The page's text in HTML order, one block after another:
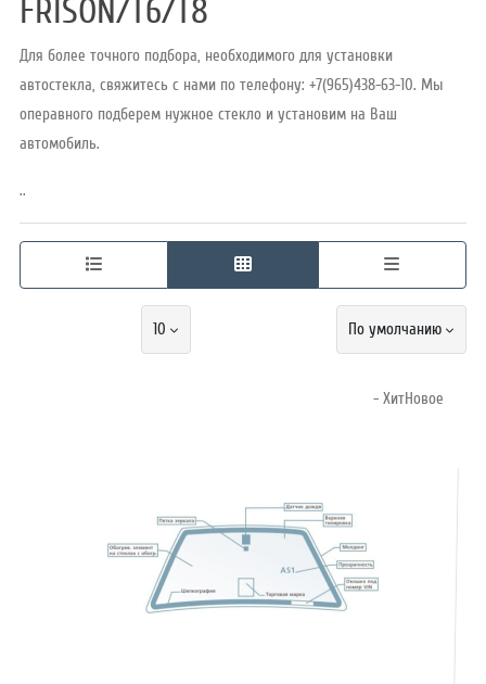
Режим
FRISON/T6/T8
Для более точного подбора, необходимого для установки
автостекла, свяжитесь с нами по телефону: +7(965)438-63-10. Мы
операвного подберем нужное стекло и установим на Ваш
автомобиль.
..
10 По умолчанию
- ХитНовое